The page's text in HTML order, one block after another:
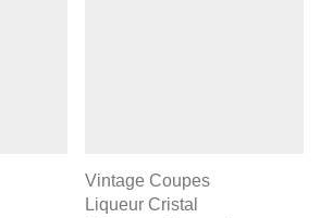
Vintage Coupes
Liqueur Cristal